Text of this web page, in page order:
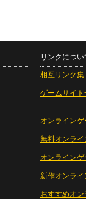
リンクについ
相互リンク集
ゲームサイト
オンラインゲ
無料オンライ
オンライン
新作オンライ
おすすめオ